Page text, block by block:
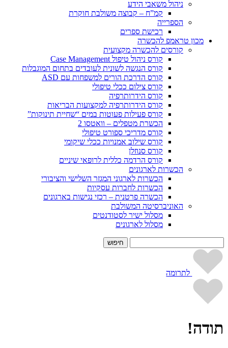
ניהול משאבי הידע
קמ”ח – קבוצה משולבת חוקרת
הספרייה
רכישת ספרים
מכון טראמפ להכשרה
קורסים להכשרה מקצועית
קורס ניהול טיפול Case Management
קורס הנגשה לשונית לעובדים בתחום המוגבלות
קורס הדרכת הורים למשפחות עם ASD
קורס צילום ככלי טיפולי
קורס הידרותרפיה
קורס הידרותרפיה למקצועות הבריאות
קורס פעילות פעוטות במים “שחיית תינוקות”
הכשרת מטפלים – וואטסו 2
קורס מדריכי ספורט טיפולי
קורס שילוב אמנויות ככלי שיקומי
קורס סנוזלן
קורס הרדמה כללית לרופאי שיניים
הכשרות לארגונים
הכשרות לארגוני המגזר השלישי והציבורי
הכשרות לחברות עסקיות
הכשרה פרטנית – רכזי נגישות בארגונים
האוניברסיטה המשולבת
מסלול ישיר לסטודנטים
מסלול לארגונים
לתרומה
תודה!